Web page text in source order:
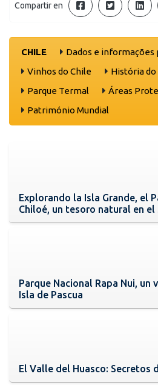
Compartir en
CHILE
Dados e informações
Vinhos do Chile
História do
Parque Termal
Áreas
Património Mundial
Explorando la Isla Grande, el
Chiloé, un tesoro natural en el
Parque Nacional Rapa Nui, un
Isla de Pascua
El Valle del Huasco: Secretos